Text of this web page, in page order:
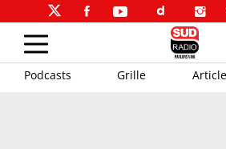
Podcasts Grille